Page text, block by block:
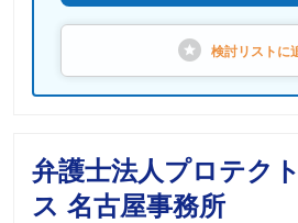
検討リストに
弁護士法人プロテク
ス 名古屋事務所